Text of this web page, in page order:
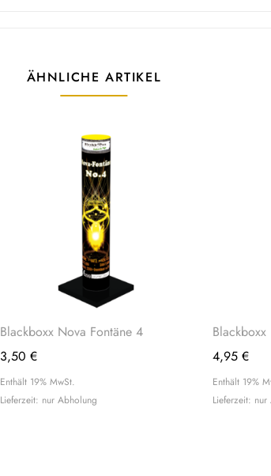
ÄHNLICHE ARTIKEL
Blackboxx Nova Fontäne 4
3,50 €
Enthält 19% MwSt.
Lieferzeit: nur Abholung
Blackboxx
4,95 €
Enthält 19%
Lieferzeit: